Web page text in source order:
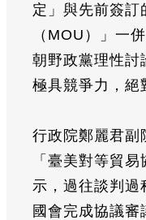
定」與先前簽訂
（MOU）」一
朝野政黨理性討
極具競爭力，絕
行政院鄭麗君副
「臺美對等貿
示，過往談判過
國會完成協議審